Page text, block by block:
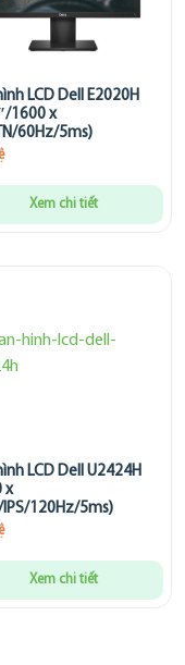
LCD Dell E2020H
1600 x
60Hz/5ms)
Xem chi tiết
LCD Dell U2424H
x
120Hz/5ms)
Xem chi tiết